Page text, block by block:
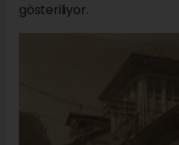
gösteriliyor.